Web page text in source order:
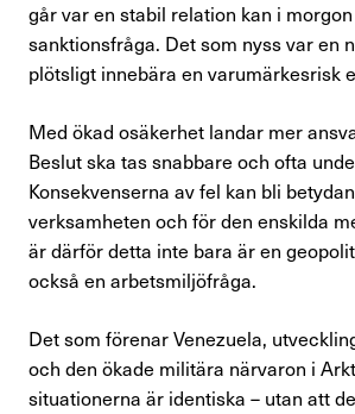
går var en stabil relation kan i
sanktionsfråga. Det som nyss var en
plötsligt innebära en varumärkesrisk
Med ökad osäkerhet landar mer
Beslut ska tas snabbare och ofta
Konsekvenserna av fel kan bli
verksamheten och för den enskilda
är därför detta inte bara är en
också en arbetsmiljöfråga.
Det som förenar Venezuela,
och den ökade militära närvaron i
situationerna är identiska – utan att